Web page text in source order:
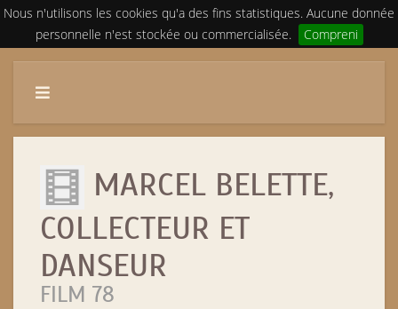
Nous n'utilisons les cookies qu'a des fins statistiques. Aucune donnée
personnelle n'est stockée ou commercialisée.
Compreni
MARCEL BELETTE,
COLLECTEUR ET
DANSEUR
FILM 78